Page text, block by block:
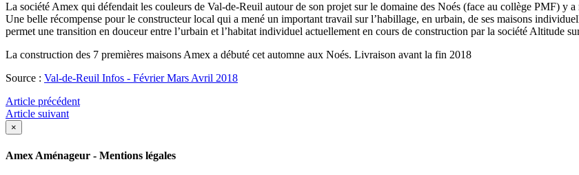
La société Amex qui défendait les couleurs de Val-de-Reuil autour de son projet sur le domaine des Noés (face au collège PMF) y
Une belle récompense pour le constructeur local qui a mené un important travail sur l’habillage, en urbain, de ses maisons
permet une transition en douceur entre l’urbain et l’habitat individuel actuellement en cours de construction par la société Altitude
La construction des 7 premières maisons Amex a débuté cet automne aux Noés. Livraison avant la fin 2018
Source : Val-de-Reuil Infos - Février Mars Avril 2018
Article précédent
Article suivant
×
Amex Aménageur - Mentions légales